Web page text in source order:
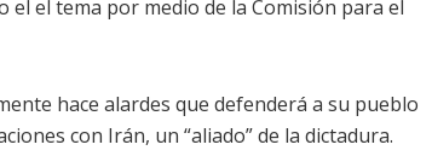
el tema por medio de la Comisión para el
hace alardes que defenderá a su pueblo
con Irán, un “aliado” de la dictadura.